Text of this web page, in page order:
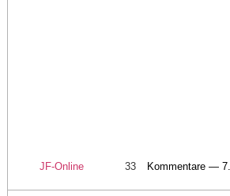
JF-Online 33 Kommentare —